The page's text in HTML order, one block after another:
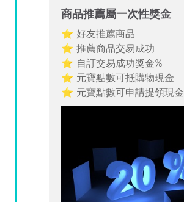
商品推薦屬一次性獎金
⭐ 好友推薦商品
⭐ 推薦商品交易成功
⭐ 自訂交易成功獎金%
⭐ 元寶點數可抵購物現金
⭐ 元寶點數可申請提領現金